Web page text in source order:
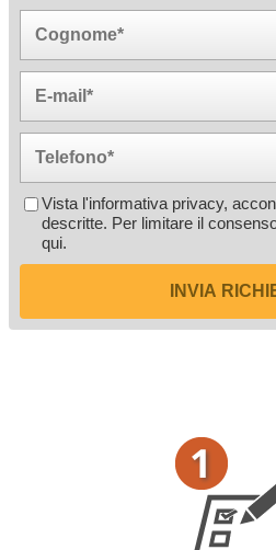
Vista l'informativa privacy,
descritte. Per limitare il
qui.
INVIA